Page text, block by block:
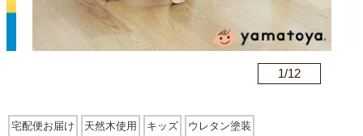
1/12
宅配便お届け 天然木使用 キッズ ウレタン塗装